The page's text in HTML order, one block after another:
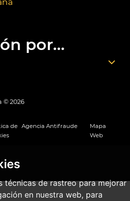
técnicas de rastreo para mejorar
en nuestra web, para
por...
© 2026
de Agencia Antifraude
Mapa
Web